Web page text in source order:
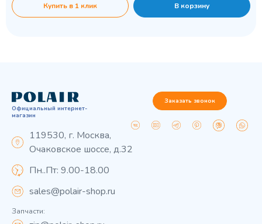
Купить в 1 клик В корзину
Официальный интернет-
магазин
119530, г. Москва,
Очаковское шоссе, д.32
Пн..Пт: 9.00-18.00
sales@polair-shop.ru
Запчасти:
Заказать звонок